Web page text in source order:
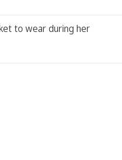
to wear during her